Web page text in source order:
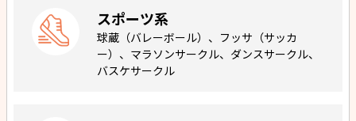
スポーツ系
球蔵（バレーボール）、フッサ（サッカ
ー）、マラソンサークル、ダンスサークル、
バスケサークル